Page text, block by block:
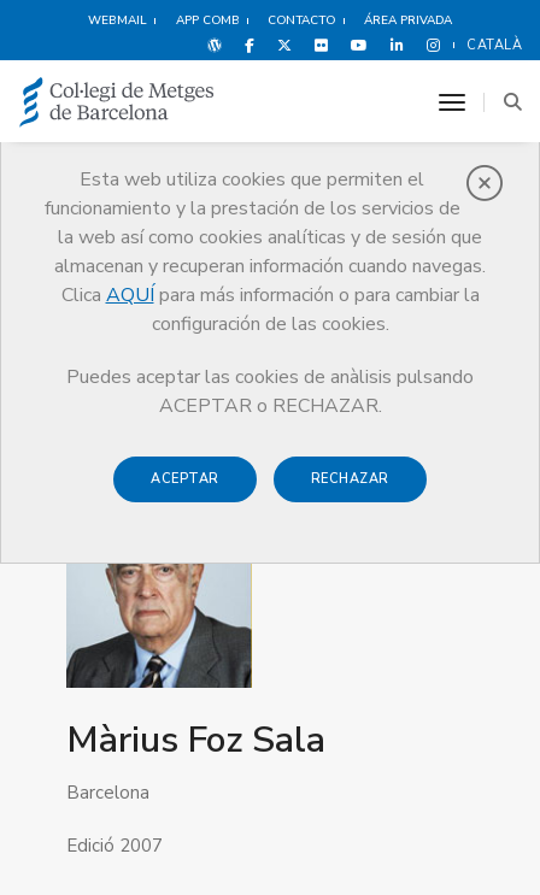
WEBMAIL APP COMB CONTACTO ÁREA PRIVADA
CATALÀ
Esta web utiliza cookies que permiten el
funcionamiento y la prestación de los servicios de
la web así como cookies analíticas y de sesión que
almacenan y recuperan información cuando navegas.
Clica AQUÍ para más información o para cambiar la
configuración de las cookies.
Puedes aceptar las cookies de anàlisis pulsando
ACEPTAR o RECHAZAR.
ACEPTAR RECHAZAR
toggle
Premios
El CoMB Guardonat Edició 2007
Guardonat Edició 2007
Màrius Foz Sala
Barcelona
Edició 2007